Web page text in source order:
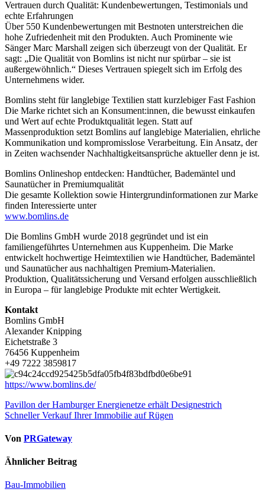
Vertrauen durch Qualität: Kundenbewertungen, Testimonials und
echte Erfahrungen
Über 550 Kundenbewertungen mit Bestnoten unterstreichen die
hohe Zufriedenheit mit den Produkten. Auch Prominente wie
Sänger Marc Marshall zeigen sich überzeugt von der Qualität. Er
sagt: „Die Qualität von Bomlins ist nicht nur spürbar – sie ist
außergewöhnlich.“ Dieses Vertrauen spiegelt sich im Erfolg des
Unternehmens wider.
Bomlins steht für langlebige Textilien statt kurzlebiger Fast Fashion
Die Marke richtet sich an Konsument:innen, die bewusst einkaufen
und Wert auf echte Produktqualität legen. Statt auf
Massenproduktion setzt Bomlins auf langlebige Materialien, ehrliche
Kommunikation und kompromisslose Verarbeitung. Ein Ansatz, der
in Zeiten wachsender Nachhaltigkeitsansprüche aktueller denn je ist.
Bomlins Onlineshop entdecken: Handtücher, Bademäntel und
Saunatücher in Premiumqualität
Die gesamte Kollektion sowie Hintergrundinformationen zur Marke
finden Interessierte unter
www.bomlins.de
Die Bomlins GmbH wurde 2018 gegründet und ist ein
familiengeführtes Unternehmen aus Kuppenheim. Die Marke
entwickelt hochwertige Heimtextilien wie Handtücher, Bademäntel
und Saunatücher aus nachhaltigen Premium-Materialien.
Produktion, Qualitätssicherung und Versand erfolgen ausschließlich
in Europa – für langlebige Produkte mit echter Wertigkeit.
Kontakt
Bomlins GmbH
Alexander Knipping
Eichetstraße 3
76456 Kuppenheim
+49 7222 3859817
https://www.bomlins.de/
Beitragsnavigation
Pavillon der Hamburger Energienetze erhält Designestrich
Schneller Verkauf Ihrer Immobilie auf Rügen
Von PRGateway
Ähnlicher Beitrag
Bau-Immobilien